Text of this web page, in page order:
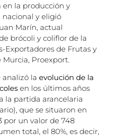
la producción y
y eligió
Marín, actual
brócoli y coliflor de la
Exportadores de Frutas y
Proexport.
analizó la evolución de la
en los últimos años
la partida arancelaria
que se situaron en
por un valor de 748
total, el 80%, es decir,